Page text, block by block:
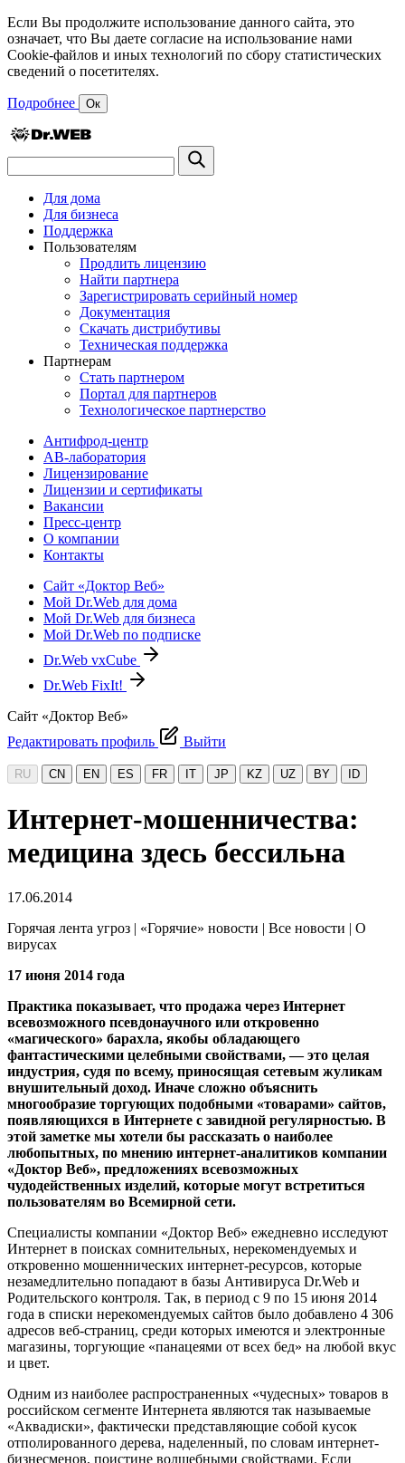
Если Вы продолжите использование данного сайта, это
означает, что Вы даете согласие на использование нами
Cookie-файлов и иных технологий по сбору статистических
сведений о посетителях.
Подробнее Ок
Для дома
Для бизнеса
Поддержка
Пользователям
Продлить лицензию
Найти партнера
Зарегистрировать серийный номер
Документация
Скачать дистрибутивы
Техническая поддержка
Партнерам
Стать партнером
Портал для партнеров
Технологическое партнерство
Антифрод-центр
АВ-лаборатория
Лицензирование
Лицензии и сертификаты
Вакансии
Пресс-центр
О компании
Контакты
Сайт «Доктор Веб»
Мой Dr.Web для дома
Мой Dr.Web для бизнеса
Мой Dr.Web по подписке
Dr.Web vxCube
Dr.Web FixIt!
Сайт «Доктор Веб»
Редактировать профиль
Выйти
RU CN EN ES FR IT JP KZ UZ BY ID
Интернет-мошенничества:
медицина здесь бессильна
17.06.2014
Горячая лента угроз | «Горячие» новости | Все новости | О
вирусах
17 июня 2014 года
Практика показывает, что продажа через Интернет
всевозможного псевдонаучного или откровенно
«магического» барахла, якобы обладающего
фантастическими целебными свойствами, — это целая
индустрия, судя по всему, приносящая сетевым жуликам
внушительный доход. Иначе сложно объяснить
многообразие торгующих подобными «товарами» сайтов,
появляющихся в Интернете с завидной регулярностью. В
этой заметке мы хотели бы рассказать о наиболее
любопытных, по мнению интернет-аналитиков компании
«Доктор Веб», предложениях всевозможных
чудодейственных изделий, которые могут встретиться
пользователям во Всемирной сети.
Специалисты компании «Доктор Веб» ежедневно исследуют
Интернет в поисках сомнительных, нерекомендуемых и
откровенно мошеннических интернет-ресурсов, которые
незамедлительно попадают в базы Антивируса Dr.Web и
Родительского контроля. Так, в период с 9 по 15 июня 2014
года в списки нерекомендуемых сайтов было добавлено 4 306
адресов веб-страниц, среди которых имеются и электронные
магазины, торгующие «панацеями от всех бед» на любой вкус
и цвет.
Одним из наиболее распространенных «чудесных» товаров в
российском сегменте Интернета являются так называемые
«Аквадиски», фактически представляющие собой кусок
отполированного дерева, наделенный, по словам интернет-
бизнесменов, поистине волшебными свойствами. Если